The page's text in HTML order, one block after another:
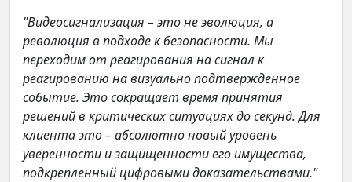
"Видеосигнализация – это не эволюция, а
революция в подходе к безопасности. Мы
переходим от реагирования на сигнал к
реагированию на визуально подтвержденное
событие. Это сокращает время принятия
решений в критических ситуациях до секунд. Для
клиента это – абсолютно новый уровень
уверенности и защищенности его имущества,
подкрепленный цифровыми доказательствами."